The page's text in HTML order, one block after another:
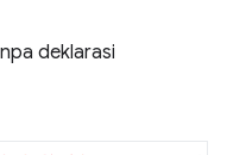
deklarasi